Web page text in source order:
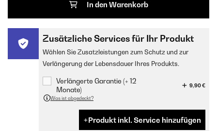
In den Warenkorb
Zusätzliche Services für Ihr Produkt
Wählen Sie Zusatzleistungen zum Schutz und zur
Verlängerung der Lebensdauer Ihres Produkts.
Verlängerte Garantie (+ 12
Monate)
9,90 €
Was ist abgedeckt?
Produkt inkl. Service hinzufügen